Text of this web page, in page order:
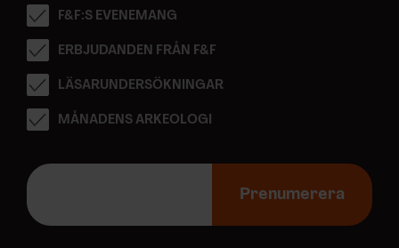
F&F:S EVENEMANG
ERBJUDANDEN FRÅN F&F
LÄSARUNDERSÖKNINGAR
MÅNADENS ARKEOLOGI
E
p
Prenumerera